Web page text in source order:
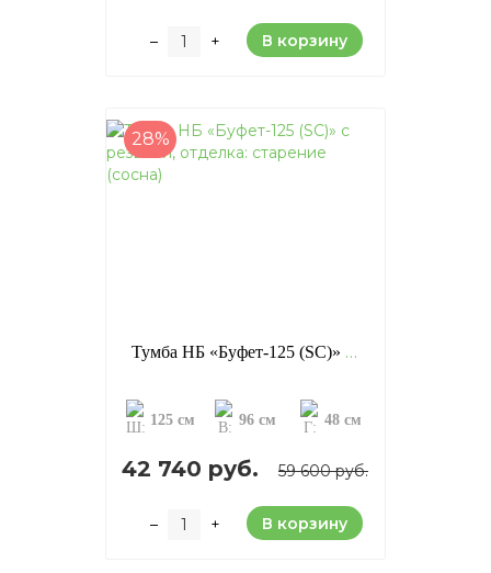
– + В корзину
28%
Тумба НБ «Буфет-125 (SC)» с резьбой, отделка: старение (сосна)
125 см 96 см 48 см
42 740 руб. 59 600 руб.
– + В корзину